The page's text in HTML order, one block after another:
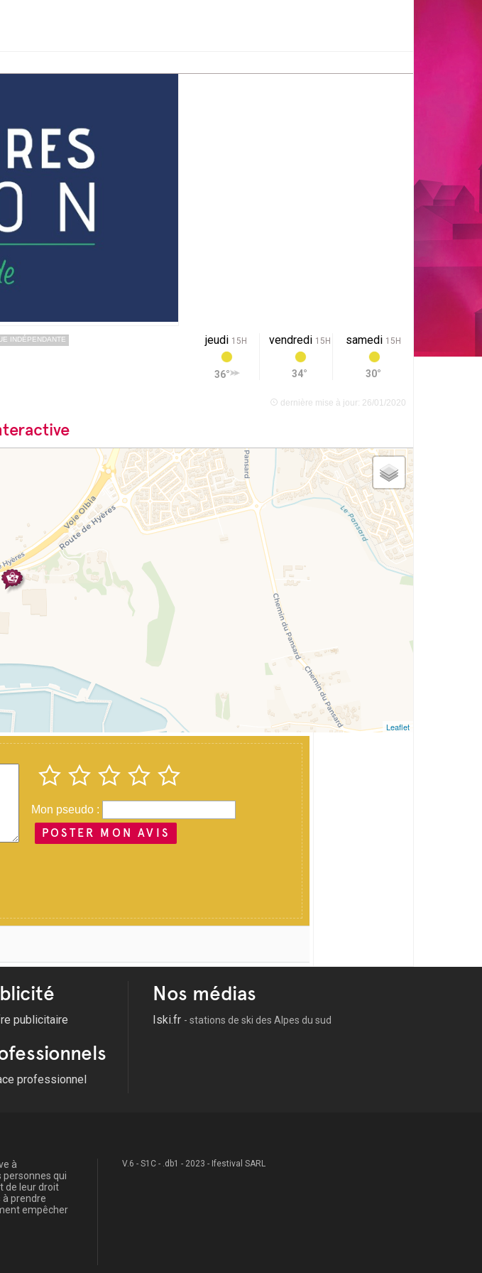
INDÉPENDANTE jeudi 15H
36°
vendredi 15H
34°
samedi 15H
30°
dernière mise à jour: 26/01/2020
Leaflet
Mon pseudo :
POSTER MON AVIS
publicitaire
professionnel
Nos médias
Iski.fr - stations de ski des Alpes du sud
à
qui
de leur droit
à prendre
empêcher
V.6 - S1C - .db1 - 2023 - Ifestival SARL